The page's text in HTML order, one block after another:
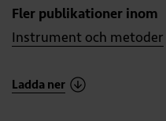
Fler publikationer inom
Instrument och metoder
Ladda ner